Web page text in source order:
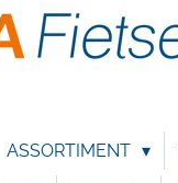
ASSORTIMENT